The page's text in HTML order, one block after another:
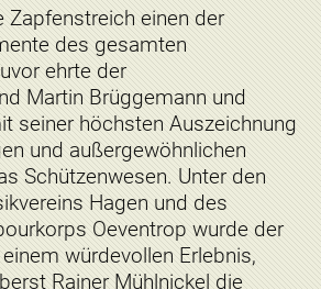
Zapfenstreich einen der
des gesamten
ehrte der
Martin Brüggemann und
seiner höchsten Auszeichnung
und außergewöhnlichen
Schützenwesen. Unter den
Hagen und des
Oeventrop wurde der
würdevollen Erlebnis,
Rainer Mühlnickel die